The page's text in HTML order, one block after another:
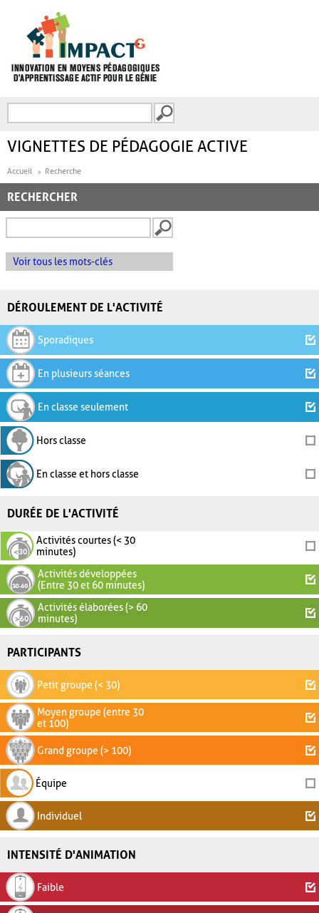
FORMULAIRE DE
VIGNETTES DE PÉDAGOGIE ACTIVE
Accueil Recherche
RECHERCHER
Voir tous les mots-clés
DÉROULEMENT DE L'ACTIVITÉ
Sporadiques
En plusieurs séances
En classe seulement
Hors classe
En classe et hors classe
DURÉE DE L'ACTIVITÉ
Activités courtes (< 30
minutes)
Activités développées
(Entre 30 et 60 minutes)
Activités élaborées (> 60
minutes)
PARTICIPANTS
Petit groupe (< 30)
Moyen groupe (entre 30
et 100)
Grand groupe (> 100)
Équipe
Individuel
INTENSITÉ D'ANIMATION
Faible